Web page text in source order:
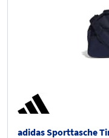
adidas Sporttasche